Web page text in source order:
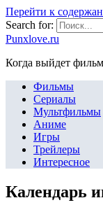
Перейти к
Search for:
Punxlove.ru
Когда выйдет
Фильмы
Сериалы
Мультфильмы
Аниме
Игры
Трейлеры
Интересное
Календарь